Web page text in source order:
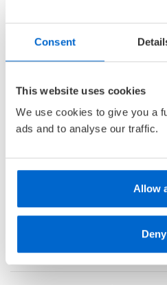
Consent
This website uses cookies
We use cookies to give you a
ads and to analyse our traffic.
Allow
Deny
EKSTEDT
179,–
Barnas Egen Bokverden